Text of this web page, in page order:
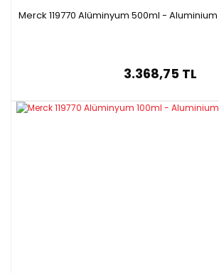
Merck 119770 Alüminyum 500ml -
3.368,75 TL